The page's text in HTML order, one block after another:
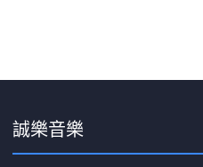
誠樂音樂